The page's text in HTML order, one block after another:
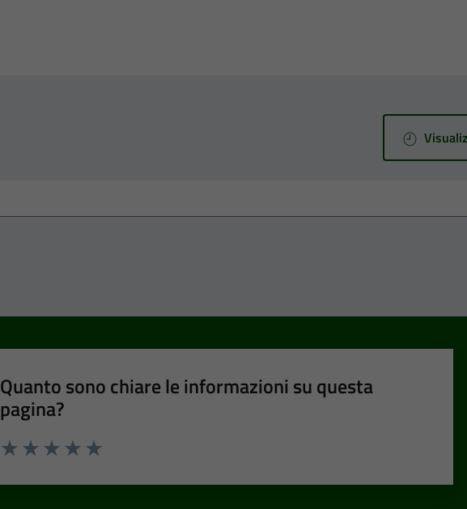
Quanto sono chiare le informazioni su questa
pagina?